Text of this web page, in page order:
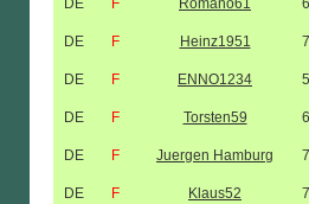
DE F Romano61
DE F Heinz1951
DE F ENNO1234
DE F Torsten59
DE F Juergen Hamburg
DE F Klaus52